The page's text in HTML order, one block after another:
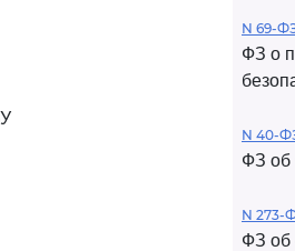
N 69-ФЗ
ФЗ о
N 40-
ФЗ
N 273-
ФЗ об